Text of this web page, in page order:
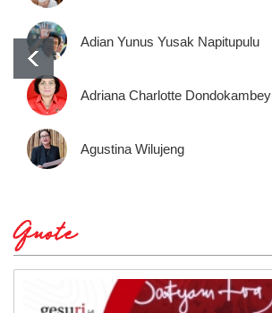
Adian Yunus Yusak Napitupulu
Adriana Charlotte Dondokambey
Agustina Wilujeng
Quote